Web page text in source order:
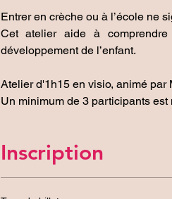
Entrer en crèche ou à l’école ne
Cet atelier aide à
développement de l’enfant.
Atelier d'1h15 en visio, animé
Un minimum de 3 participants
Inscription